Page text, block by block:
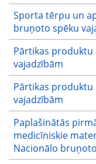
Sporta tērpu un
bruņoto spēku
Pārtikas produktu
vajadzībām
Pārtikas produktu
vajadzībām
Paplašinātās
medicīniskie
Nacionālo